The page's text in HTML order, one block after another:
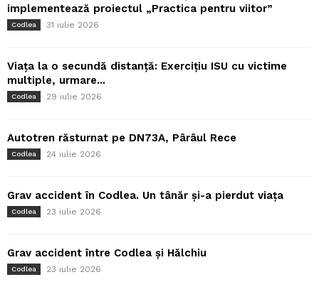
implementează proiectul „Practica pentru viitor”
Codlea 31 iulie 2026
Viața la o secundă distanță: Exercițiu ISU cu victime
multiple, urmare...
Codlea 29 iulie 2026
Autotren răsturnat pe DN73A, Pârâul Rece
Codlea 24 iulie 2026
Grav accident în Codlea. Un tânăr și-a pierdut viața
Codlea 23 iulie 2026
Grav accident între Codlea și Hălchiu
Codlea 23 iulie 2026